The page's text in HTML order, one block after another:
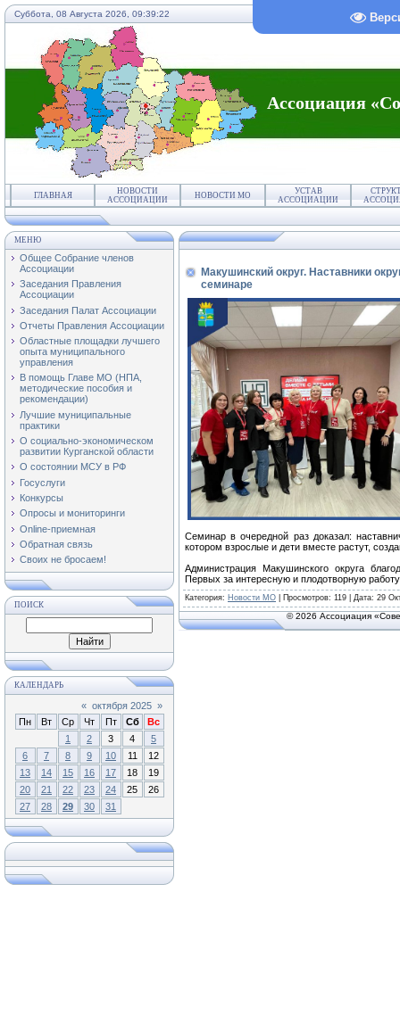
Суббота, 08 Августа 2026, 09:39:22
Ассоциация
ГЛАВНАЯ
НОВОСТИ
АССОЦИАЦИИ
НОВОСТИ МО
УСТАВ
АССОЦИАЦИИ
МЕНЮ
Общее Собрание членов
Ассоциации
Заседания Правления
Ассоциации
Заседания Палат Ассоциации
Отчеты Правления Ассоциации
Областные площадки лучшего
опыта муниципального
управления
В помощь Главе МО (НПА,
методические пособия и
рекомендации)
Лучшие муниципальные
практики
О социально-экономическом
развитии Курганской области
О состоянии МСУ в РФ
Госуслуги
Конкурсы
Опросы и мониторинги
Online-приемная
Обратная связь
Своих не бросаем!
ПОИСК
КАЛЕНДАРЬ
« октября 2025 »
Пн
Вт Ср Чт Пт Сб
Вс
1
2 3 4
5
6
7 8 9 10 11
12
13
14 15 16 17 18
19
20
21 22 23 24 25
26
27
28 29 30 31
Макушинский округ. Наставники
семинаре
Семинар в очередной раз доказал:
котором взрослые и дети вместе растут,
Администрация Макушинского округа
Первых за интересную и плодотворную
Категория: Новости МО Просмотров: 119 | Дата: 29
© 2026 Ассоциация